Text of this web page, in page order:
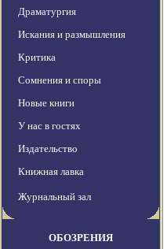
Драматургия
Искания и размышления
Критика
Сомнения и споры
Новые книги
У нас в гостях
Издательство
Книжная лавка
Журнальный зал
ОБОЗРЕНИЯ